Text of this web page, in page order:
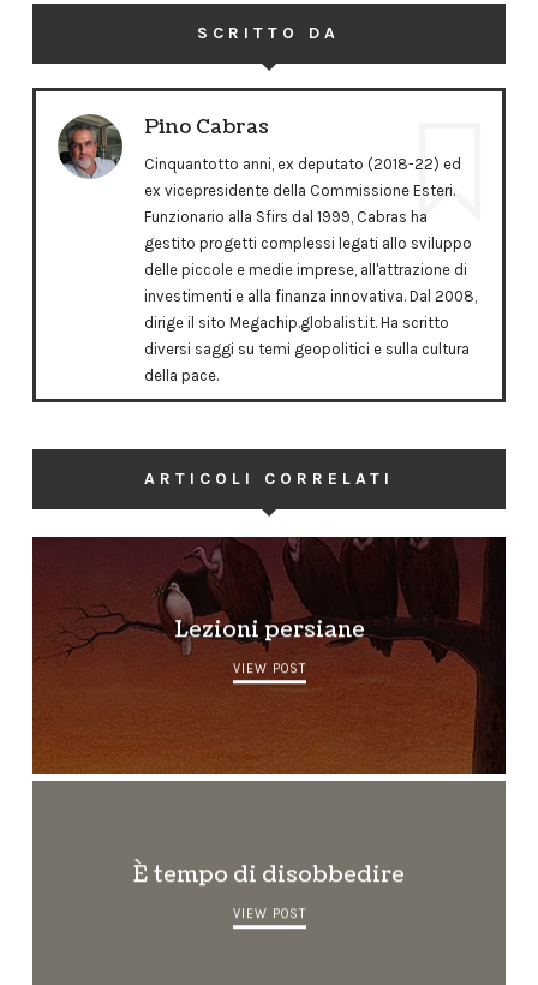
SCRITTO DA
Pino Cabras
Cinquantotto anni, ex deputato (2018-22) ed
ex vicepresidente della Commissione Esteri.
Funzionario alla Sfirs dal 1999, Cabras ha
gestito progetti complessi legati allo sviluppo
delle piccole e medie imprese, all'attrazione di
investimenti e alla finanza innovativa. Dal 2008,
dirige il sito Megachip.globalist.it. Ha scritto
diversi saggi su temi geopolitici e sulla cultura
della pace.
ARTICOLI CORRELATI
Lezioni persiane
VIEW POST
È tempo di disobbedire
VIEW POST